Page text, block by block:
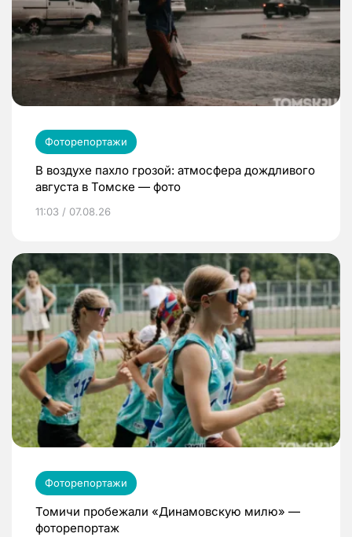
Фоторепортажи
В воздухе пахло грозой: атмосфера дождливого
августа в Томске — фото
11:03 / 07.08.26
Фоторепортажи
Томичи пробежали «Динамовскую милю» —
фоторепортаж